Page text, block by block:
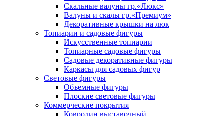
Скальные валуны гр.«Люкс»
Валуны и скалы гр.«Премиум»
Декоративные крышки на люк
Топиарии и садовые фигуры
Искусственные топиарии
Топиарные садовые фигуры
Садовые декоративные фигуры
Каркасы для садовых фигур
Световые фигуры
Объемные фигуры
Плоские световые фигуры
Коммерческие покрытия
Ковролин выставочный